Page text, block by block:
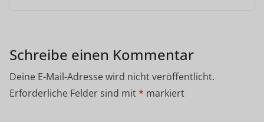
Schreibe einen Kommentar
Deine E-Mail-Adresse wird nicht veröffentlicht.
Erforderliche Felder sind mit* markiert